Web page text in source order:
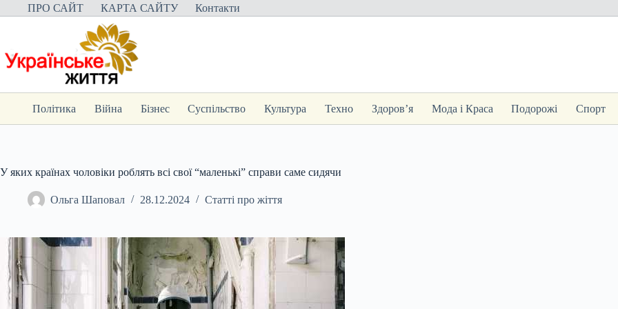
Перейти
до
ПРО САЙТ КАРТА САЙТУ Контакти
Політика Війна Бізнес Суспільство Культура Техно Здоров’я Мода і Краса Подорожі Спорт
У яких країнах чоловіки роблять всі свої “маленькі” справи саме сидячи
Ольга Шаповал 28.12.2024 Статті про жіття